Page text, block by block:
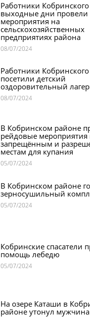
08/07/2024
Работники
выходные дни
мероприятия на
сельскохозяйственных
предприятиях района
08/07/2024
Работники
посетили детский
оздоровительный
05/07/2024
В Кобринском районе
рейдовые мероприятия
запрещённым и
местам для купания
05/07/2024
В Кобринском районе
зерносушильный
05/07/2024
Кобринские спасатели
помощь лебедю
На озере Каташи в
районе утонул мужчина